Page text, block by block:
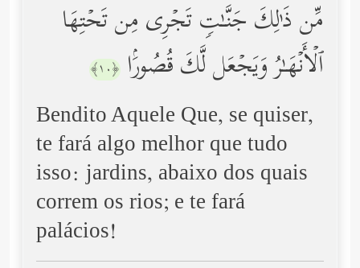
مِّن ذَ ٰ⁠لِكَ جَنَّـٰتࣲ تَجۡرِی مِن تَحۡتِهَا
ٱلۡأَنۡهَـٰرُ وَیَجۡعَل لَّكَ قُصُورَۢا ﴿١٠﴾
Bendito Aquele Que, se quiser,
te fará algo melhor que tudo
isso: jardins, abaixo dos quais
correm os rios; e te fará
palácios!